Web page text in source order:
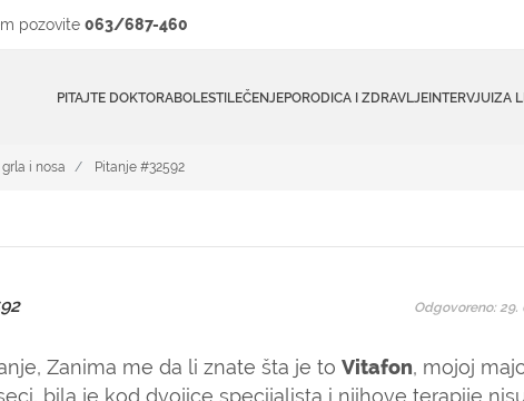
pozovite 063/687-460
PITAJTE DOKTORABOLESTILEČENJEPORODICA I ZDRAVLJEINTERVJUIZA
i nosa Pitanje #32592
Zanima me da li znate šta je to Vitafon, mojoj
bila je kod dvojice specijalista i njihove terapije
Odgovoreno: 29.